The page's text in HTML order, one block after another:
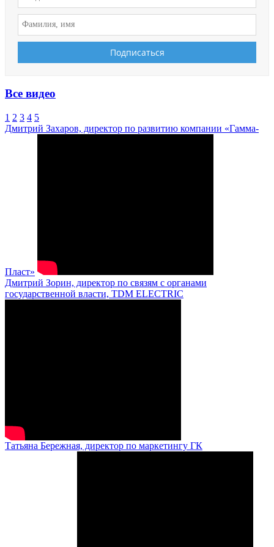
Все видео
1 2 3 4 5
Дмитрий Захаров, директор по развитию компании «Гамма-
Пласт»
Дмитрий Зорин, директор по связям с органами
государственной власти, TDM ELECTRIC
Татьяна Бережная, директор по маркетингу ГК